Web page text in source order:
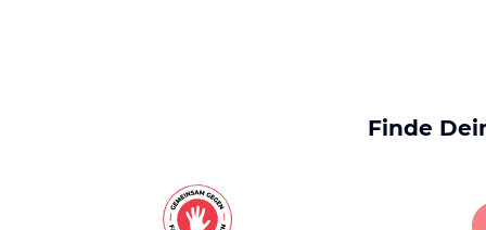
Finde